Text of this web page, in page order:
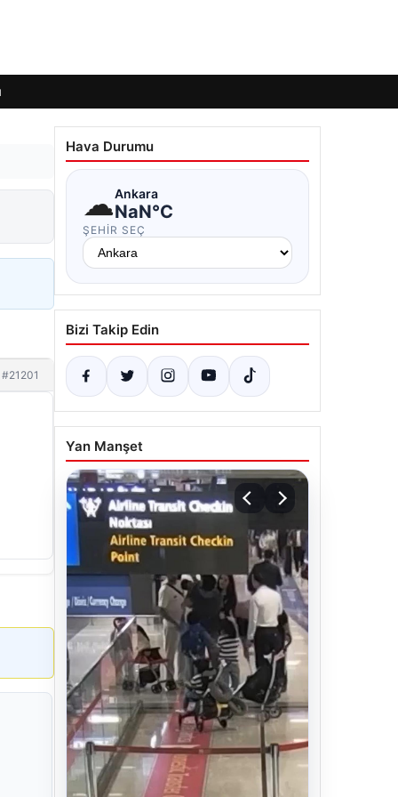
#21201
Hava Durumu
☁Ankara
NaN°C
ŞEHIR SEÇ
Bizi Takip Edin
Yan Manşet